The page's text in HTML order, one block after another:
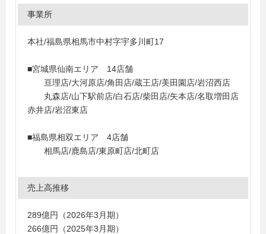
事業所
本社/福島県相馬市中村字宇多川町17
■宮城県仙南エリア 14店舗
亘理店/大河原店/角田店/蔵王店/美田園店/岩沼西店
丸森店/山下駅前店/白石店/柴田店/矢本店/名取増田店
赤井店/岩沼東店
■福島県相双エリア 4店舗
相馬店/鹿島店/東原町店/北町店
売上高推移
289億円（2026年3月期）
266億円（2025年3月期）